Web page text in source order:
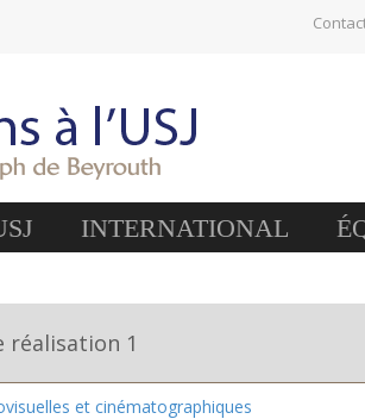
INTERNATIONAL
réalisation 1
et cinématographiques